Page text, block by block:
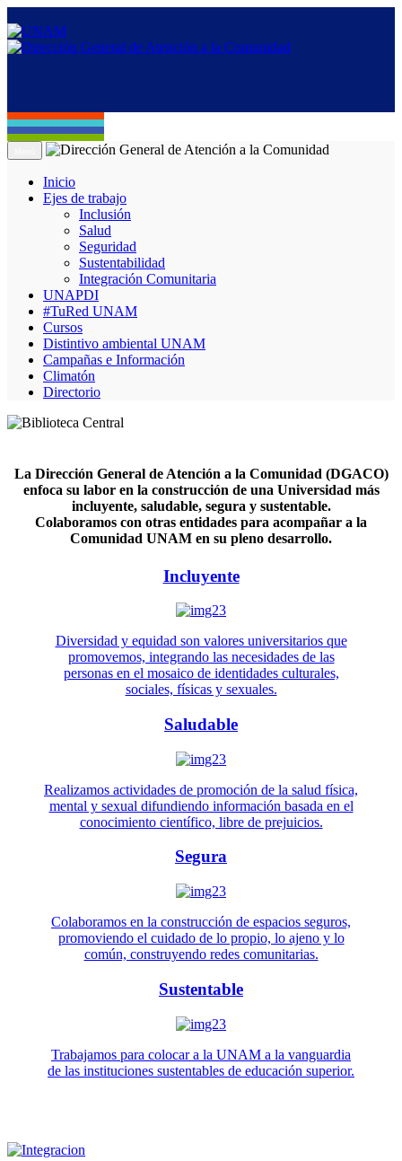
Inicio
Ejes de trabajo
Inclusión
Salud
Seguridad
Sustentabilidad
Integración Comunitaria
UNAPDI
#TuRed UNAM
Cursos
Distintivo ambiental UNAM
Campañas e Información
Climatón
Directorio
La Dirección General de Atención a la Comunidad (DGACO)
enfoca su labor en la construcción de una Universidad más
incluyente, saludable, segura y sustentable.
Colaboramos con otras entidades para acompañar a la
Comunidad UNAM en su pleno desarrollo.
Incluyente
Diversidad y equidad son valores universitarios que
promovemos, integrando las necesidades de las
personas en el mosaico de identidades culturales,
sociales, físicas y sexuales.
Saludable
Realizamos actividades de promoción de la salud física,
mental y sexual difundiendo información basada en el
conocimiento científico, libre de prejuicios.
Segura
Colaboramos en la construcción de espacios seguros,
promoviendo el cuidado de lo propio, lo ajeno y lo
común, construyendo redes comunitarias.
Sustentable
Trabajamos para colocar a la UNAM a la vanguardia
de las instituciones sustentables de educación superior.